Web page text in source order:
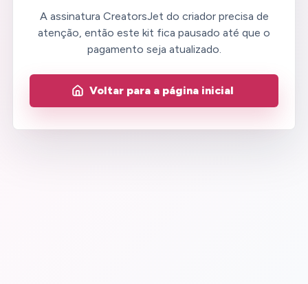
A assinatura CreatorsJet do criador precisa de
atenção, então este kit fica pausado até que o
pagamento seja atualizado.
Voltar para a página inicial